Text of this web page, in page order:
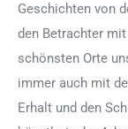
Geschichten von
den Betrachter
schönsten Orte
immer auch mit
Erhalt und den